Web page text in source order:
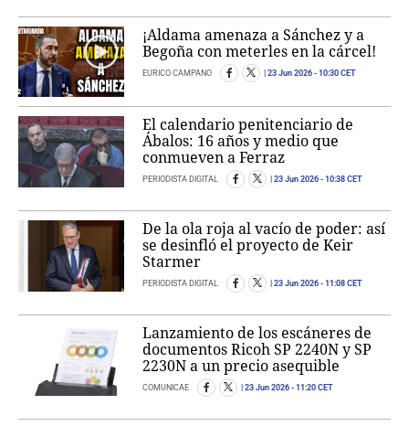
¡Aldama amenaza a Sánchez y a
Begoña con meterles en la cárcel!
EURICO CAMPANO 23 Jun 2026 - 10:30 CET
El calendario penitenciario de
Ábalos: 16 años y medio que
conmueven a Ferraz
PERIODISTA DIGITAL 23 Jun 2026 - 10:38 CET
De la ola roja al vacío de poder: así
se desinfló el proyecto de Keir
Starmer
PERIODISTA DIGITAL 23 Jun 2026 - 11:08 CET
Lanzamiento de los escáneres de
documentos Ricoh SP 2240N y SP
2230N a un precio asequible
COMUNICAE 23 Jun 2026 - 11:20 CET